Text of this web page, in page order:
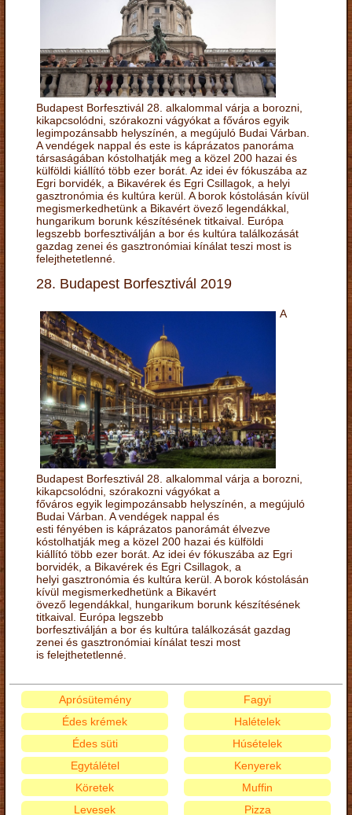
Budapest Borfesztivál 28. alkalommal várja a borozni,
kikapcsolódni, szórakozni vágyókat a főváros egyik
legimpozánsabb helyszínén, a megújuló Budai Várban.
A vendégek nappal és este is káprázatos panoráma
társaságában kóstolhatják meg a közel 200 hazai és
külföldi kiállító több ezer borát. Az idei év fókuszába az
Egri borvidék, a Bikavérek és Egri Csillagok, a helyi
gasztronómia és kultúra kerül. A borok kóstolásán kívül
megismerkedhetünk a Bikavért övező legendákkal,
hungarikum borunk készítésének titkaival. Európa
legszebb borfesztiválján a bor és kultúra találkozását
gazdag zenei és gasztronómiai kínálat teszi most is
felejthetetlenné.
28. Budapest Borfesztivál 2019
A
Budapest Borfesztivál 28. alkalommal várja a borozni,
kikapcsolódni, szórakozni vágyókat a
főváros egyik legimpozánsabb helyszínén, a megújuló
Budai Várban. A vendégek nappal és
esti fényében is káprázatos panorámát élvezve
kóstolhatják meg a közel 200 hazai és külföldi
kiállító több ezer borát. Az idei év fókuszába az Egri
borvidék, a Bikavérek és Egri Csillagok, a
helyi gasztronómia és kultúra kerül. A borok kóstolásán
kívül megismerkedhetünk a Bikavért
övező legendákkal, hungarikum borunk készítésének
titkaival. Európa legszebb
borfesztiválján a bor és kultúra találkozását gazdag
zenei és gasztronómiai kínálat teszi most
is felejthetetlenné.
Aprósütemény
Édes krémek
Édes süti
Egytálétel
Fagyi
Halételek
Húsételek
Kenyerek
Köretek
Levesek
Muffin
Pizza